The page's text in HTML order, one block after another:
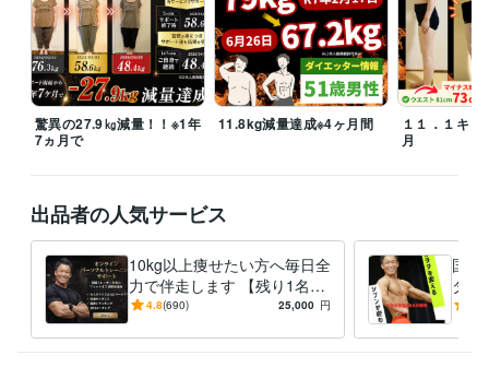
★対応スケジュール★
月〜金：早朝＋空いた時間に返信
土日祝：休日ですが、空いた時間に返信
平日19〜21時：家族時間のため返信は21時以降
管理 / 経理 経験年数 : 3年
人事 / 中途採用 経験年数 : 3年
ライフスタイル・その他 / 講師・インストラクター 経験年数 : 17年
職歴
オンラインパーソナルトレーナー
株式会社ＳＯＹＯＫＡＺＥ
驚異の27.9㎏減量！！※1年
7ヵ月で
11.8kg減量達成※4ヶ月間
１１．１キ
月
出品者の人気サービス
10kg以上痩せたい方へ毎日全
力で伴走します 【残り1名
様】通常42,000円 →25,000
4.8(690) 25,000 円
国家
ダイ
分で